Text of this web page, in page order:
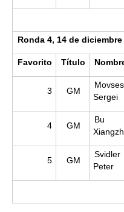
Ronda 4, 14 de
Favorito Título
3 GM
Sergei
4 GM
Bu
5 GM
Svidler
Peter